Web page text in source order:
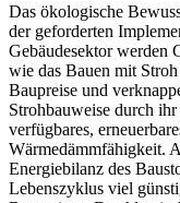
Das ökologische
der geforderten
Gebäudesektor werden
wie das Bauen mit
Baupreise und
Strohbauweise durch
verfügbares,
Wärmedämmfähigkeit.
Energiebilanz des
Lebenszyklus viel